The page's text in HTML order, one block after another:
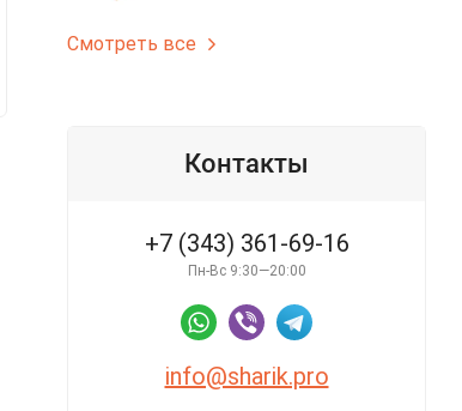
Смотреть все
Контакты
+7 (343) 361-69-16
Пн-Вс 9:30—20:00
info@sharik.pro